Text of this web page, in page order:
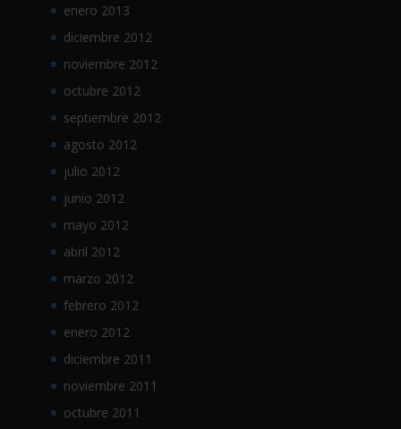
enero 2013
diciembre 2012
noviembre 2012
octubre 2012
septiembre 2012
agosto 2012
julio 2012
junio 2012
mayo 2012
abril 2012
marzo 2012
febrero 2012
enero 2012
diciembre 2011
noviembre 2011
octubre 2011